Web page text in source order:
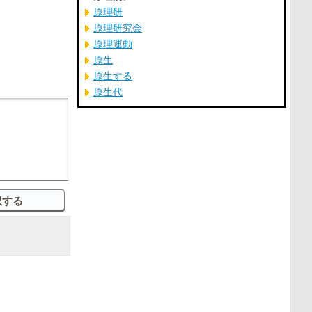
原理研
原理研究会
原理運動
原生
原生する
原生代